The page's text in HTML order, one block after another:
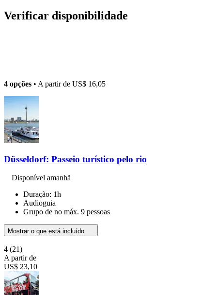
Verificar disponibilidade
4 opções • A partir de US$ 16,05
Düsseldorf: Passeio turístico pelo rio
Disponível amanhã
Duração: 1h
Audioguia
Grupo de no máx. 9 pessoas
Mostrar o que está incluído
4 (21)
A partir de
US$ 23,10